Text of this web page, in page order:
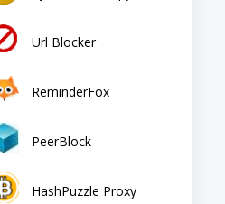
Url Blocker
ReminderFox
PeerBlock
HashPuzzle Proxy